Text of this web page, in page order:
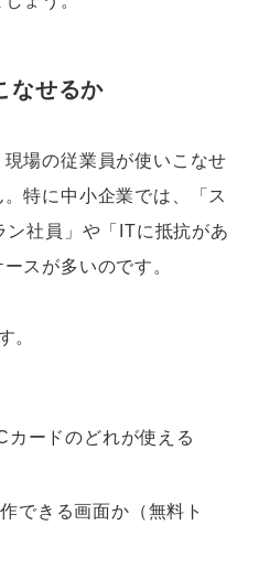
なせるか
場の従業員が使いこなせ
特に中小企業では、「ス
社員」や「ITに抵抗があ
スが多いのです。
。
ードのどれが使える
できる画面か（無料ト